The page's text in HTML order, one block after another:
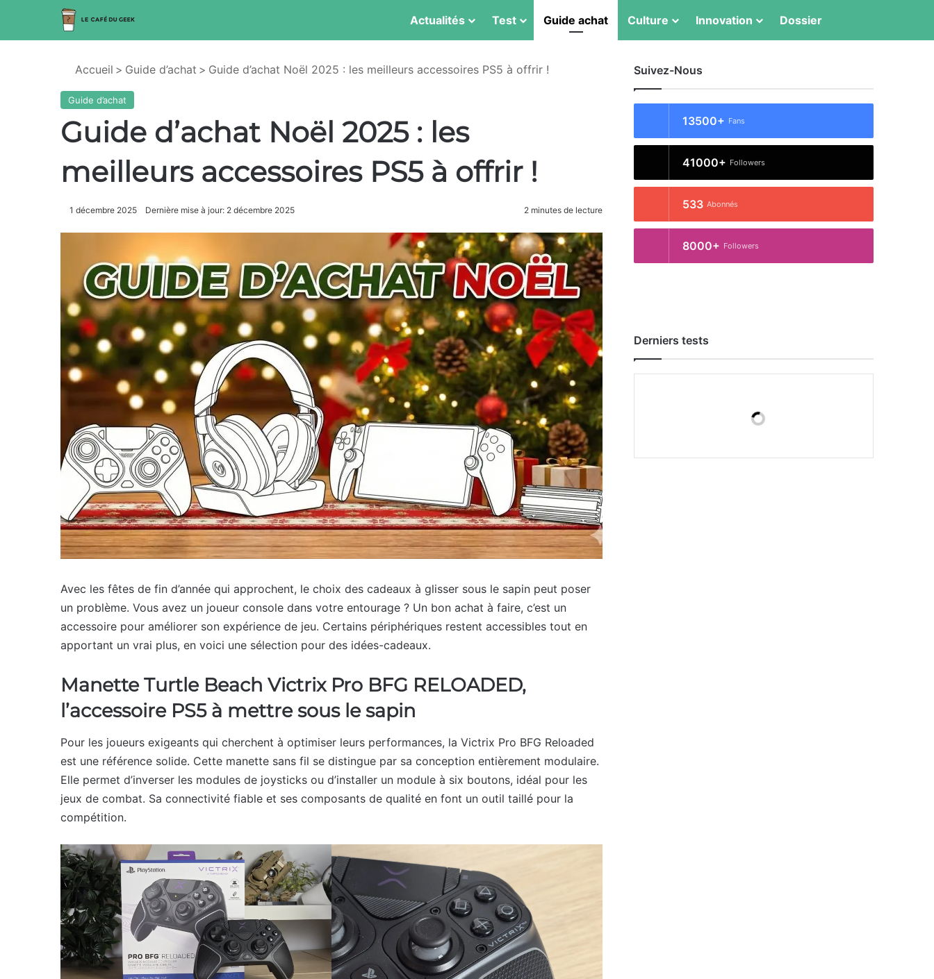
Actualités Test Guide achat Culture Innovation Dossier
Accueil > Guide d’achat > Guide d’achat Noël 2025 : les meilleurs accessoires PS5 à offrir !
Guide d’achat
Guide d’achat Noël 2025 : les
meilleurs accessoires PS5 à offrir !
1 décembre 2025 Dernière mise à jour: 2 décembre 2025 2 minutes de lecture
Avec les fêtes de fin d’année qui approchent, le choix des cadeaux à glisser sous le sapin peut poser
un problème. Vous avez un joueur console dans votre entourage ? Un bon achat à faire, c’est un
accessoire pour améliorer son expérience de jeu. Certains périphériques restent accessibles tout en
apportant un vrai plus, en voici une sélection pour des idées-cadeaux.
Manette Turtle Beach Victrix Pro BFG RELOADED,
l’accessoire PS5 à mettre sous le sapin
Pour les joueurs exigeants qui cherchent à optimiser leurs performances, la Victrix Pro BFG Reloaded
est une référence solide. Cette manette sans fil se distingue par sa conception entièrement modulaire.
Elle permet d’inverser les modules de joysticks ou d’installer un module à six boutons, idéal pour les
jeux de combat. Sa connectivité fiable et ses composants de qualité en font un outil taillé pour la
compétition.
Suivez-Nous
13500+ Fans
41000+ Followers
533 Abonnés
8000+ Followers
Derniers tests